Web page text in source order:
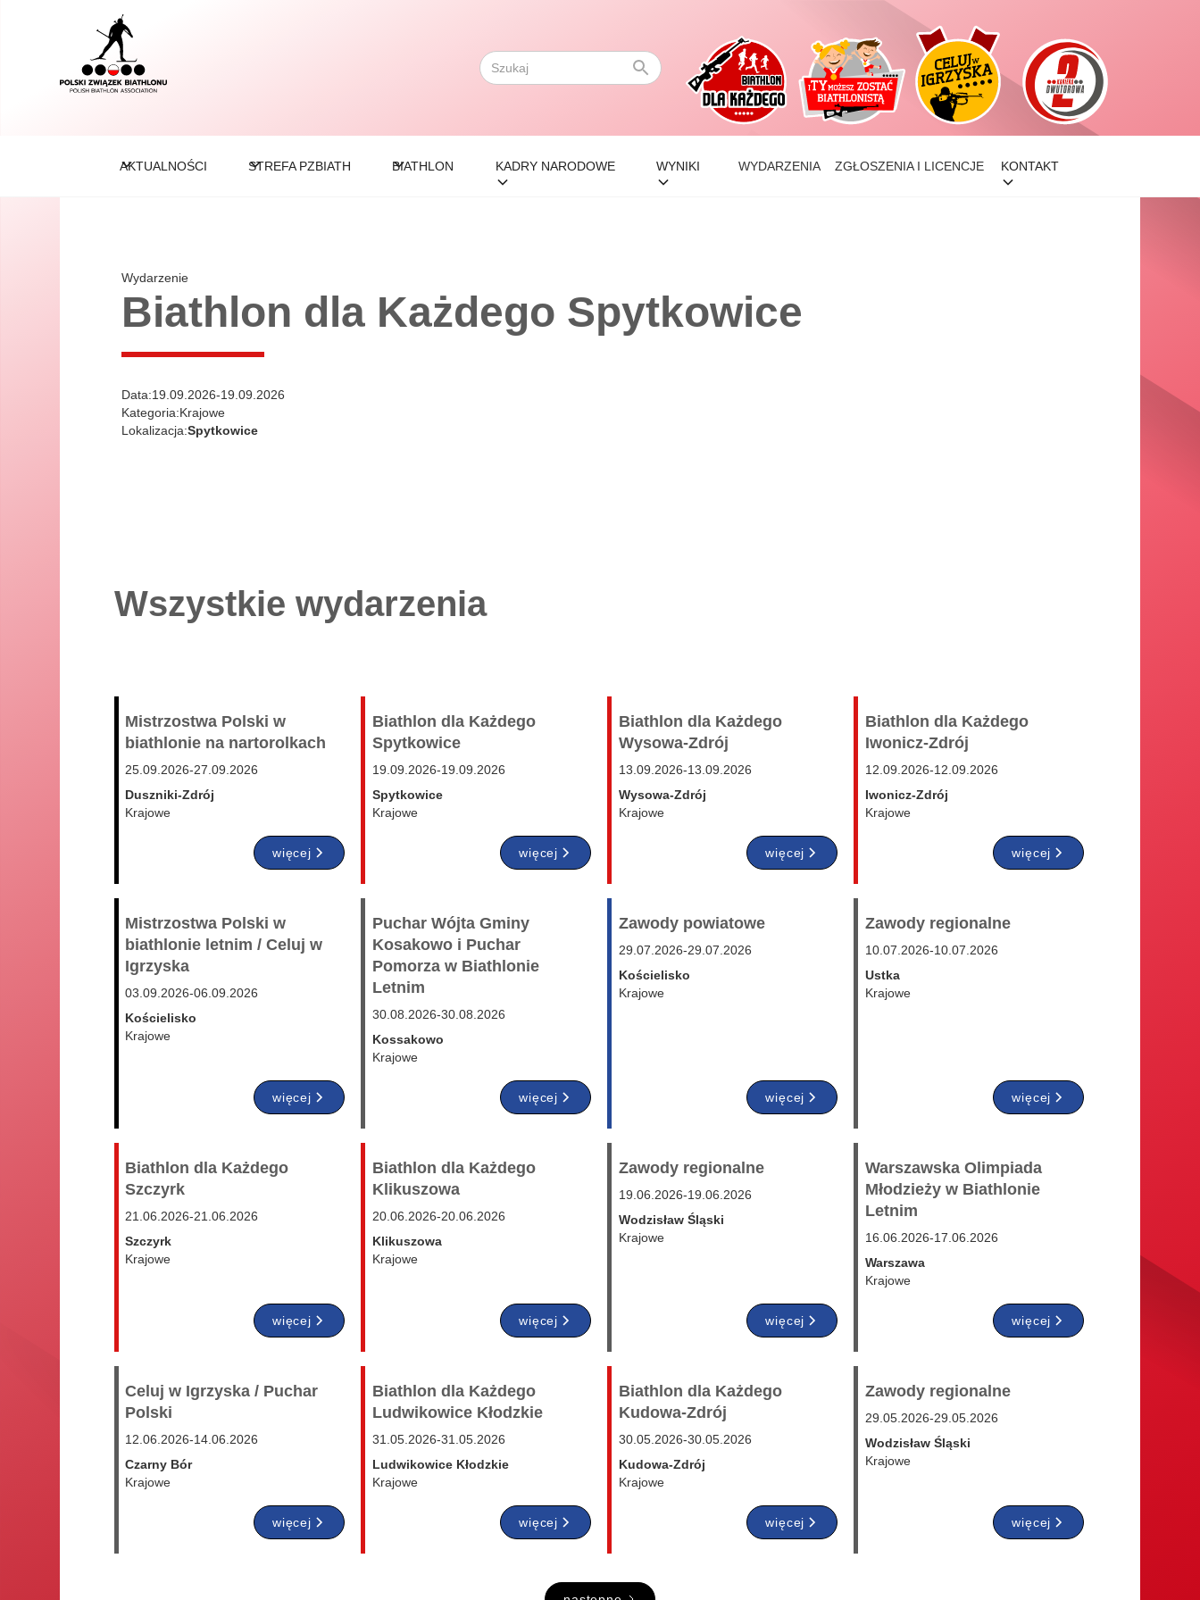
AKTUALNOŚCI STREFA PZBIATH BIATHLON KADRY NARODOWE WYNIKI WYDARZENIA ZGŁOSZENIA I LICENCJE KONTAKT
Wydarzenie
Biathlon dla Każdego Spytkowice
Data:19.09.2026-19.09.2026
Kategoria:Krajowe
Lokalizacja:Spytkowice
Wszystkie wydarzenia
Mistrzostwa Polski w
biathlonie na nartorolkach
25.09.2026-27.09.2026
Duszniki-Zdrój
Krajowe
więcej
Biathlon dla Każdego
Spytkowice
19.09.2026-19.09.2026
Spytkowice
Krajowe
więcej
Biathlon dla Każdego
Wysowa-Zdrój
13.09.2026-13.09.2026
Wysowa-Zdrój
Krajowe
więcej
Biathlon dla Każdego
Iwonicz-Zdrój
12.09.2026-12.09.2026
Iwonicz-Zdrój
Krajowe
więcej
Mistrzostwa Polski w
biathlonie letnim / Celuj w
Igrzyska
03.09.2026-06.09.2026
Kościelisko
Krajowe
więcej
Puchar Wójta Gminy
Kosakowo i Puchar
Pomorza w Biathlonie
Letnim
30.08.2026-30.08.2026
Kossakowo
Krajowe
więcej
Zawody powiatowe
29.07.2026-29.07.2026
Kościelisko
Krajowe
więcej
Zawody regionalne
10.07.2026-10.07.2026
Ustka
Krajowe
więcej
Biathlon dla Każdego
Szczyrk
21.06.2026-21.06.2026
Szczyrk
Krajowe
więcej
Biathlon dla Każdego
Klikuszowa
20.06.2026-20.06.2026
Klikuszowa
Krajowe
więcej
Zawody regionalne
19.06.2026-19.06.2026
Wodzisław Śląski
Krajowe
więcej
Warszawska Olimpiada
Młodzieży w Biathlonie
Letnim
16.06.2026-17.06.2026
Warszawa
Krajowe
więcej
Celuj w Igrzyska / Puchar
Polski
12.06.2026-14.06.2026
Czarny Bór
Krajowe
więcej
Biathlon dla Każdego
Ludwikowice Kłodzkie
31.05.2026-31.05.2026
Ludwikowice Kłodzkie
Krajowe
więcej
Biathlon dla Każdego
Kudowa-Zdrój
30.05.2026-30.05.2026
Kudowa-Zdrój
Krajowe
więcej
Zawody regionalne
29.05.2026-29.05.2026
Wodzisław Śląski
Krajowe
więcej